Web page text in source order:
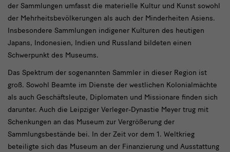
der Sammlungen umfasst die materielle Kultur und Kunst sowohl
der Mehrheitsbevölkerungen als auch der Minderheiten Asiens.
Insbesondere Sammlungen indigener Kulturen des heutigen
Japans, Indonesien, Indien und Russland bildeten einen
Schwerpunkt des Museums.
Das Spektrum der sogenannten Sammler in dieser Region ist
groß. Sowohl Beamte im Dienste der westlichen Kolonialmächte
als auch Geschäftsleute, Diplomaten und Missionare finden sich
darunter. Auch die Leipziger Verleger-Dynastie Meyer trug mit
Schenkungen an das Museum zur Vergrößerung der
Sammlungsbestände bei. In der Zeit vor dem 1. Weltkrieg
beteiligte sich das Museum an der Finanzierung und Ausstattung